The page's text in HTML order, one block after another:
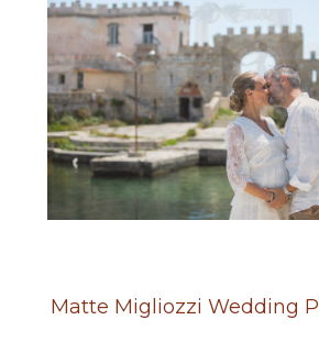
Matte Migliozzi Wedding